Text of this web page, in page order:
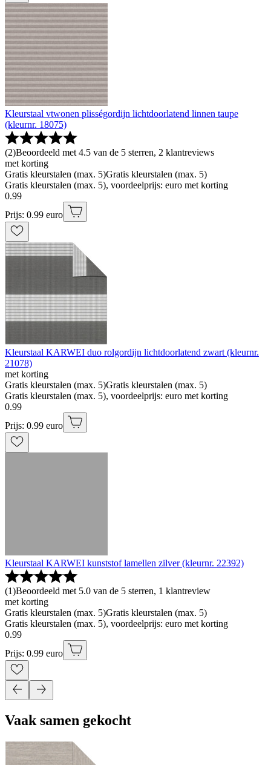
Kleurstaal vtwonen plisségordijn lichtdoorlatend linnen taupe
(kleurnr. 18075)
(2)Beoordeeld met 4.5 van de 5 sterren, 2 klantreviews
met korting
Gratis kleurstalen (max. 5)Gratis kleurstalen (max. 5)
Gratis kleurstalen (max. 5), voordeelprijs: euro met korting
0.99
Prijs: 0.99 euro
Kleurstaal KARWEI duo rolgordijn lichtdoorlatend zwart (kleurnr.
21078)
met korting
Gratis kleurstalen (max. 5)Gratis kleurstalen (max. 5)
Gratis kleurstalen (max. 5), voordeelprijs: euro met korting
0.99
Prijs: 0.99 euro
Kleurstaal KARWEI kunststof lamellen zilver (kleurnr. 22392)
(1)Beoordeeld met 5.0 van de 5 sterren, 1 klantreview
met korting
Gratis kleurstalen (max. 5)Gratis kleurstalen (max. 5)
Gratis kleurstalen (max. 5), voordeelprijs: euro met korting
0.99
Prijs: 0.99 euro
Vaak samen gekocht